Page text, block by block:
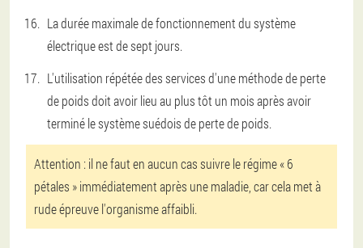
La durée maximale de fonctionnement du système
électrique est de sept jours.
L'utilisation répétée des services d'une méthode de perte
de poids doit avoir lieu au plus tôt un mois après avoir
terminé le système suédois de perte de poids.
Attention : il ne faut en aucun cas suivre le régime « 6
pétales » immédiatement après une maladie, car cela met à
rude épreuve l'organisme affaibli.